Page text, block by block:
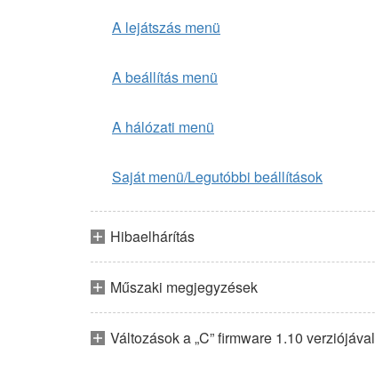
A lejátszás menü
A beállítás menü
A hálózati menü
Saját menü/Legutóbbi beállítások
Hibaelhárítás
Műszaki megjegyzések
Változások a „C” firmware 1.10 verziójával